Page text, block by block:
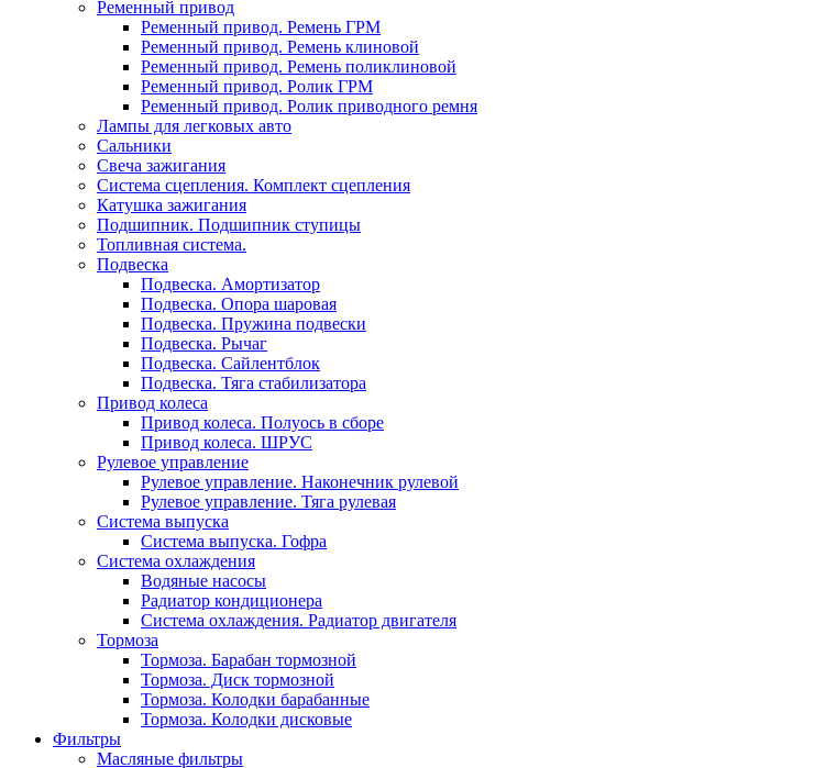
Ременный привод
Ременный привод. Ремень ГРМ
Ременный привод. Ремень клиновой
Ременный привод. Ремень поликлиновой
Ременный привод. Ролик ГРМ
Ременный привод. Ролик приводного ремня
Лампы для легковых авто
Сальники
Свеча зажигания
Система сцепления. Комплект сцепления
Катушка зажигания
Подшипник. Подшипник ступицы
Топливная система.
Подвеска
Подвеска. Амортизатор
Подвеска. Опора шаровая
Подвеска. Пружина подвески
Подвеска. Рычаг
Подвеска. Сайлентблок
Подвеска. Тяга стабилизатора
Привод колеса
Привод колеса. Полуось в сборе
Привод колеса. ШРУС
Рулевое управление
Рулевое управление. Наконечник рулевой
Рулевое управление. Тяга рулевая
Система выпуска
Система выпуска. Гофра
Система охлаждения
Водяные насосы
Радиатор кондиционера
Система охлаждения. Радиатор двигателя
Тормоза
Тормоза. Барабан тормозной
Тормоза. Диск тормозной
Тормоза. Колодки барабанные
Тормоза. Колодки дисковые
Фильтры
Масляные фильтры